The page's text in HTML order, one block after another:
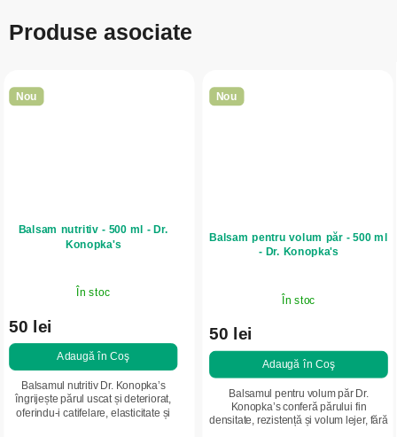
Produse asociate
Nou
Balsam nutritiv - 500 ml - Dr.
Konopka's
În stoc
50 lei
Adaugă în Coş
Balsamul nutritiv Dr. Konopka’s
îngrijește părul uscat și deteriorat,
oferindu-i catifelare, elasticitate și
Nou
Balsam pentru volum păr - 500 ml
- Dr. Konopka's
În stoc
50 lei
Adaugă în Coş
Balsamul pentru volum păr Dr.
Konopka’s conferă părului fin
densitate, rezistență și volum lejer, fără